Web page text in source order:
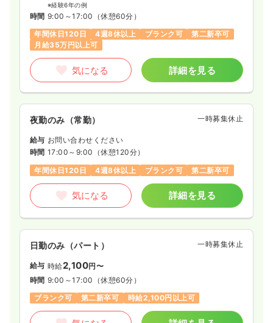
※経験6年の例
時間 9:00～17:00 （休憩60分）
年間休日120日
4週8休以上 ブランク可
第二新卒可
月給35万円以上可
気になる 詳細を見る
夜勤のみ（常勤） 一時募集休止
給与 お問い合わせください
時間 17:00～9:00 （休憩120分）
年間休日120日
4週8休以上 ブランク可 第二新卒可
気になる 詳細を見る
日勤のみ（パート） 一時募集休止
給与 時給2,100円〜
時間 9:00～17:00 （休憩60分）
ブランク可
第二新卒可 時給2,100円以上可